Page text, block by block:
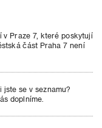
v Praze 7, které poskytují
část Praha 7 není
se v seznamu?
doplníme.